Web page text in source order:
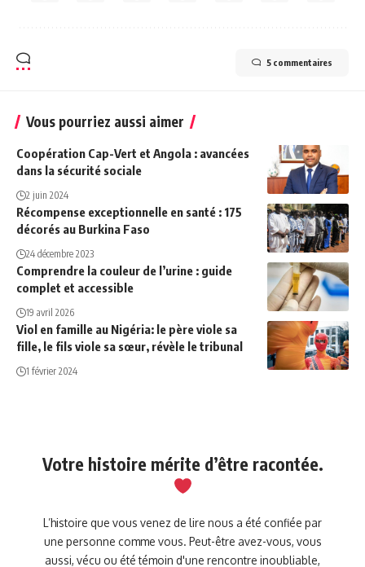
5 commentaires
Vous pourriez aussi aimer
Coopération Cap-Vert et Angola : avancées
dans la sécurité sociale
2 juin 2024
Récompense exceptionnelle en santé : 175
décorés au Burkina Faso
24 décembre 2023
Comprendre la couleur de l’urine : guide
complet et accessible
19 avril 2026
Viol en famille au Nigéria: le père viole sa
fille, le fils viole sa sœur, révèle le tribunal
1 février 2024
Votre histoire mérite d’être racontée.
L’histoire que vous venez de lire nous a été confiée par
une personne comme vous. Peut-être avez-vous, vous
aussi, vécu ou été témoin d'une rencontre inoubliable,